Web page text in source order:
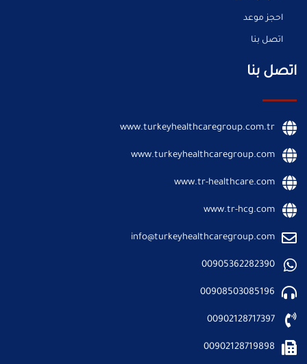
احجز موعد
اتصل بنا
اتصل بنا
www.turkeyhealthcaregroup.com.tr
www.turkeyhealthcaregroup.com
www.tr-healthcare.com
www.tr-hcg.com
info@turkeyhealthcaregroup.com
00905362282390
00908503085196
00902128717397
00902128719898